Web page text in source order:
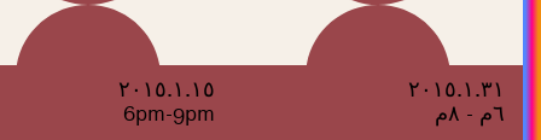
٢٠١٥.١.٣١
٦م - ٨م
٢٠١٥.١.١٥
6pm-9pm